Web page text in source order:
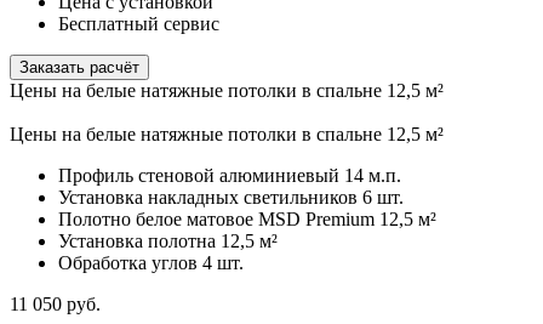
Бесплатный сервис
Заказать расчёт
Цены на белые натяжные потолки в спальне 12,5 м²
Цены на белые натяжные потолки в спальне 12,5 м²
Профиль стеновой алюминиевый 14 м.п.
Установка накладных светильников 6 шт.
Полотно белое матовое MSD Premium 12,5 м²
Установка полотна 12,5 м²
Обработка углов 4 шт.
11 050 руб.